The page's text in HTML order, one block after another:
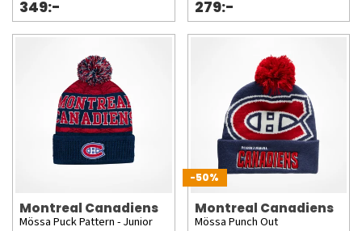
349:- 279:-
Montreal Canadiens
Mössa Puck Pattern - Junior
-50%
Montreal Canadiens
Mössa Punch Out